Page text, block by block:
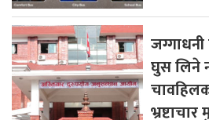
जग्गाधनी
घुस लिने
भ्रष्टाचार